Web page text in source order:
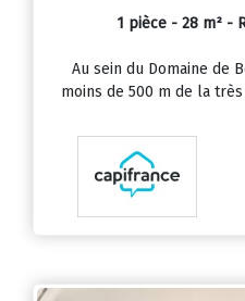
1 pièce - 28 m² -
Au sein du Domaine de
moins de 500 m de la